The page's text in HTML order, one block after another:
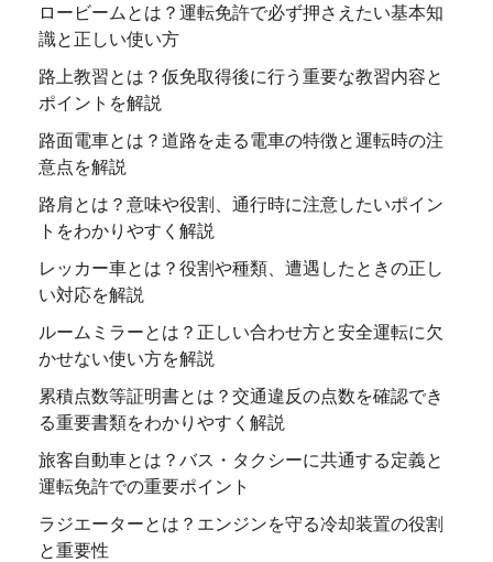
ロービームとは？運転免許で必ず押さえたい基本知
識と正しい使い方
路上教習とは？仮免取得後に行う重要な教習内容と
ポイントを解説
路面電車とは？道路を走る電車の特徴と運転時の注
意点を解説
路肩とは？意味や役割、通行時に注意したいポイン
トをわかりやすく解説
レッカー車とは？役割や種類、遭遇したときの正し
い対応を解説
ルームミラーとは？正しい合わせ方と安全運転に欠
かせない使い方を解説
累積点数等証明書とは？交通違反の点数を確認でき
る重要書類をわかりやすく解説
旅客自動車とは？バス・タクシーに共通する定義と
運転免許での重要ポイント
ラジエーターとは？エンジンを守る冷却装置の役割
と重要性